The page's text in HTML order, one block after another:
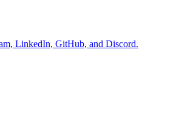
LinkedIn, GitHub, and Discord.